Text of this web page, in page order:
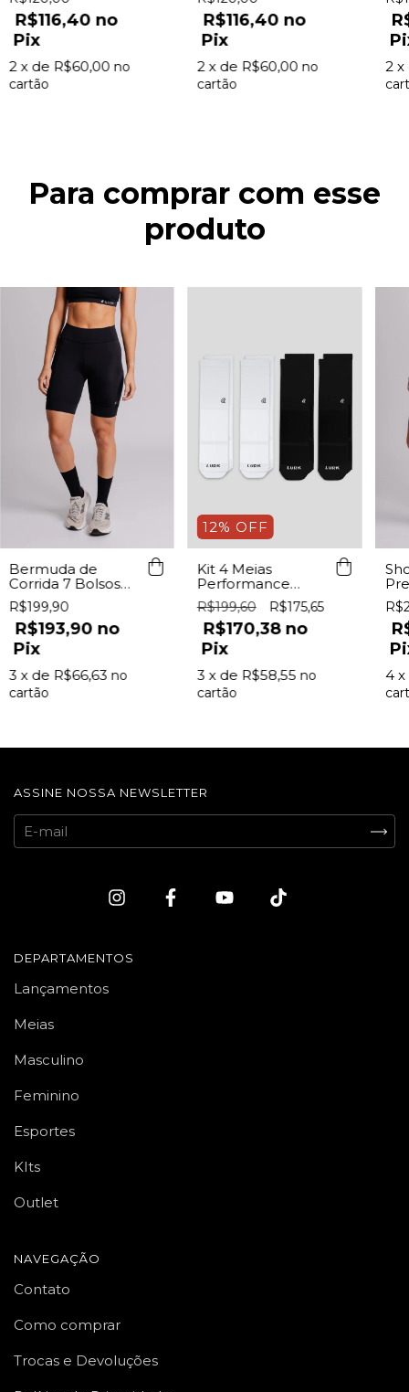
Branca Lurk
R$116,40
Pix
2 x de R$60,00
R$116,40
Pix
2 x de R$60,00 2 x
Para comprar com esse
produto
Bermuda de
Corrida 7 Bolsos
Preta
R$199,90
R$193,90
Pix
3 x de R$66,63
12% OFF
Kit 4 Meias
Performance
Preta/Branca Lurk
R$199,60 R$175,65
R$170,38
Pix
3 x de R$58,55 4
ASSINE NOSSA NEWSLETTER
DEPARTAMENTOS
Lançamentos
Meias
Masculino
Feminino
Esportes
KIts
Outlet
NAVEGAÇÃO
Contato
Como comprar
Trocas e Devoluções